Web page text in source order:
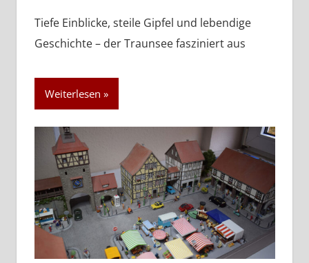
Tiefe Einblicke, steile Gipfel und lebendige
Geschichte – der Traunsee fasziniert aus
Weiterlesen